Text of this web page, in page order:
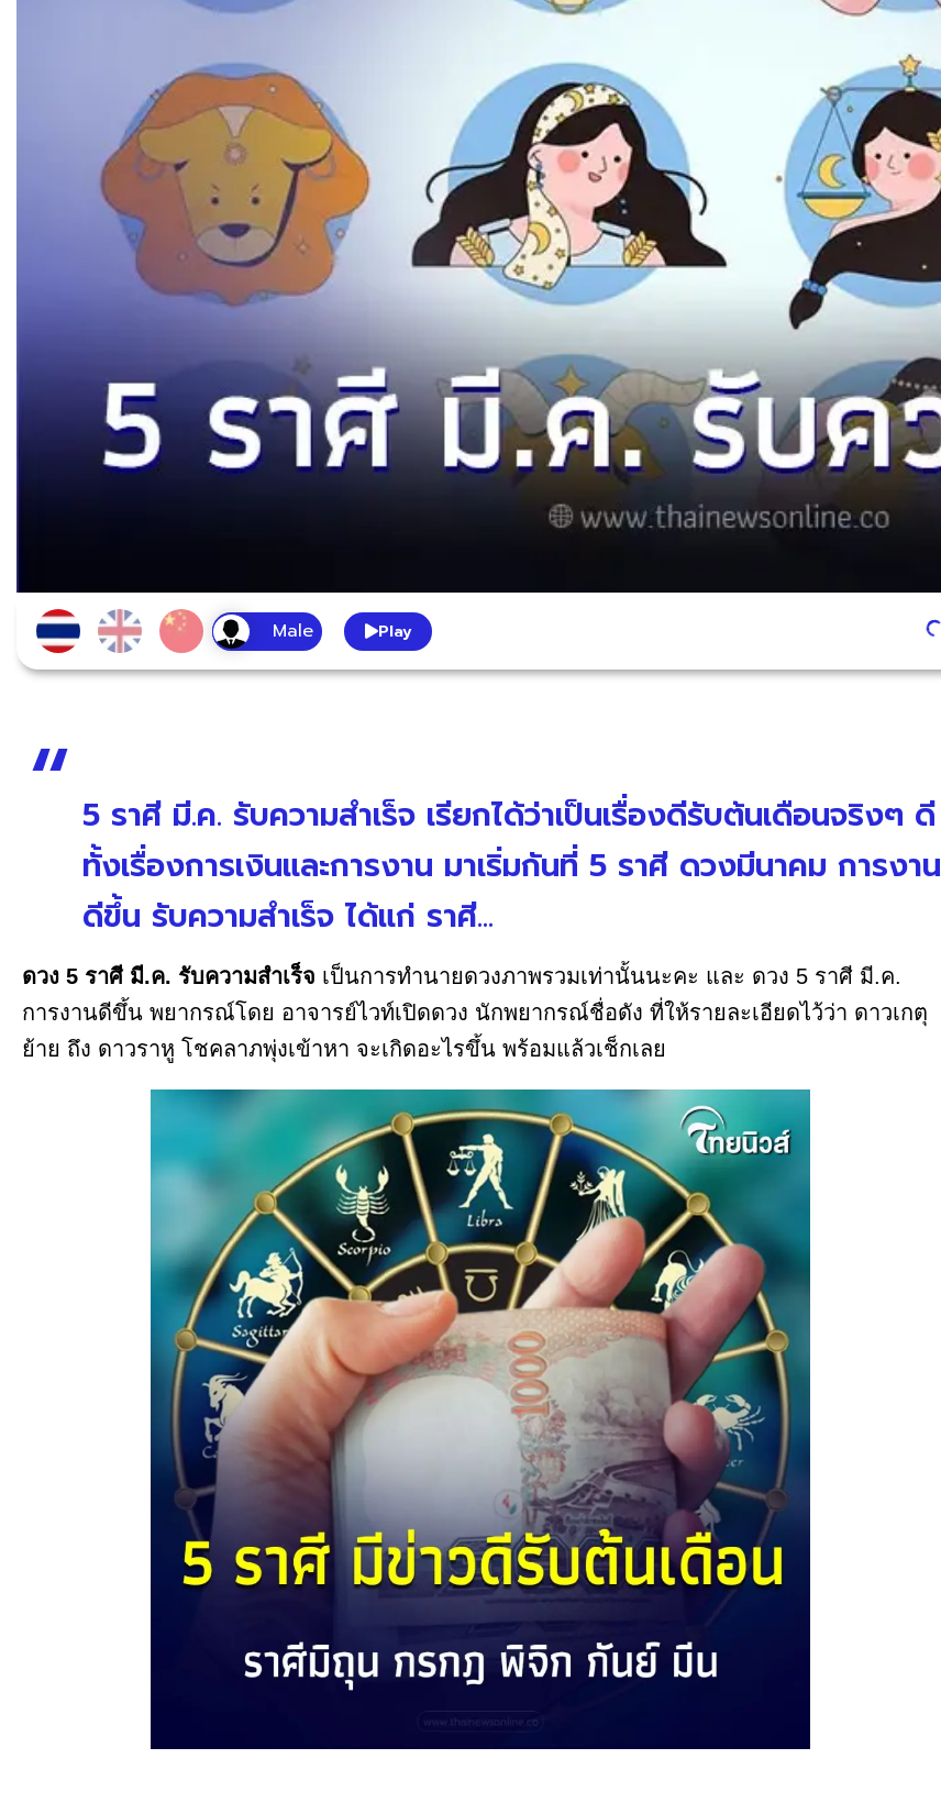
Play
5 ราศี มี.ค. รับความสำเร็จ เรียกได้ว่าเป็นเรื่องดีรับต้นเดือนจริงๆ ดี
ทั้งเรื่องการเงินและการงาน มาเริ่มกันที่ 5 ราศี ดวงมีนาคม การงาน
ดีขึ้น รับความสำเร็จ ได้แก่ ราศี...
ดวง 5 ราศี มี.ค. รับความสำเร็จ เป็นการทำนายดวงภาพรวมเท่านั้นนะคะ และ ดวง 5 ราศี มี.ค.
การงานดีขึ้น พยากรณ์โดย อาจารย์ไวท์เปิดดวง นักพยากรณ์ชื่อดัง ที่ให้รายละเอียดไว้ว่า ดาวเกตุ
ย้าย ถึง ดาวราหู โชคลาภพุ่งเข้าหา จะเกิดอะไรขึ้น พร้อมแล้วเช็กเลย